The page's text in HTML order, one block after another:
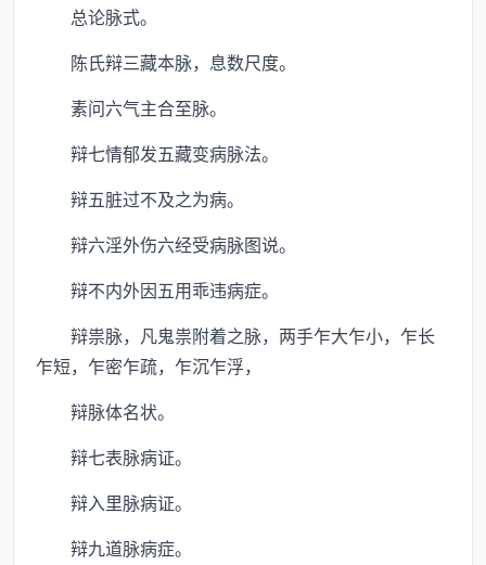
总论脉式。
陈氏辩三藏本脉，息数尺度。
素问六气主合至脉。
辩七情郁发五藏变病脉法。
辩五脏过不及之为病。
辩六淫外伤六经受病脉图说。
辩不内外因五用乖违病症。
辩祟脉，凡鬼祟附着之脉，两手乍大乍小，乍长
乍短，乍密乍疏，乍沉乍浮，
辩脉体名状。
辩七表脉病证。
辩入里脉病证。
辩九道脉病症。